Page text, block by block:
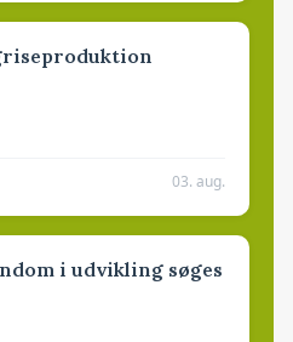
03. aug.
i udvikling søges